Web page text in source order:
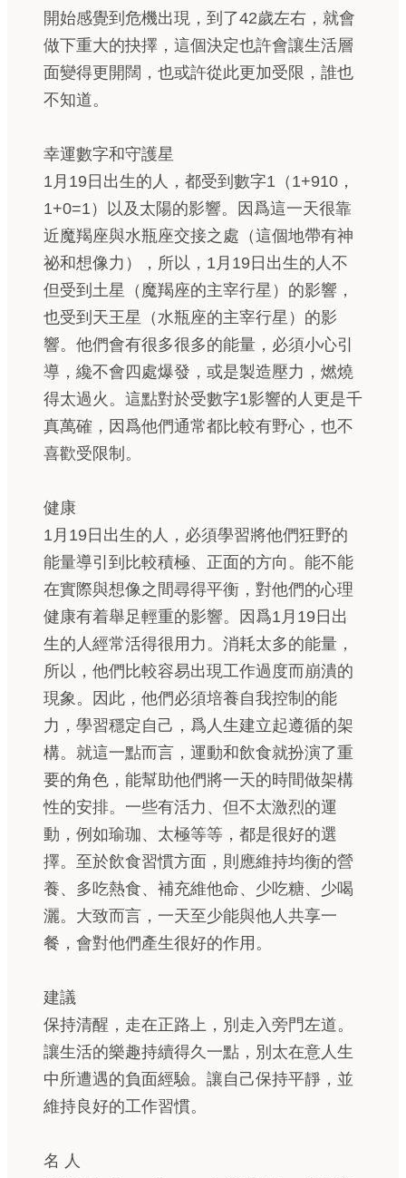
開始感覺到危機出現，到了42歲左右，就會
做下重大的抉擇，這個決定也許會讓生活層
面變得更開闊，也或許從此更加受限，誰也
不知道。
幸運數字和守護星
1月19日出生的人，都受到數字1（1+910，
1+0=1）以及太陽的影響。因爲這一天很靠
近魔羯座與水瓶座交接之處（這個地帶有神
祕和想像力），所以，1月19日出生的人不
但受到土星（魔羯座的主宰行星）的影響，
也受到天王星（水瓶座的主宰行星）的影
響。他們會有很多很多的能量，必須小心引
導，纔不會四處爆發，或是製造壓力，燃燒
得太過火。這點對於受數字1影響的人更是千
真萬確，因爲他們通常都比較有野心，也不
喜歡受限制。
健康
1月19日出生的人，必須學習將他們狂野的
能量導引到比較積極、正面的方向。能不能
在實際與想像之間尋得平衡，對他們的心理
健康有着舉足輕重的影響。因爲1月19日出
生的人經常活得很用力。消耗太多的能量，
所以，他們比較容易出現工作過度而崩潰的
現象。因此，他們必須培養自我控制的能
力，學習穩定自己，爲人生建立起遵循的架
構。就這一點而言，運動和飲食就扮演了重
要的角色，能幫助他們將一天的時間做架構
性的安排。一些有活力、但不太激烈的運
動，例如瑜珈、太極等等，都是很好的選
擇。至於飲食習慣方面，則應維持均衡的營
養、多吃熱食、補充維他命、少吃糖、少喝
灑。大致而言，一天至少能與他人共享一
餐，會對他們產生很好的作用。
建議
保持清醒，走在正路上，別走入旁門左道。
讓生活的樂趣持續得久一點，別太在意人生
中所遭遇的負面經驗。讓自己保持平靜，並
維持良好的工作習慣。
名 人